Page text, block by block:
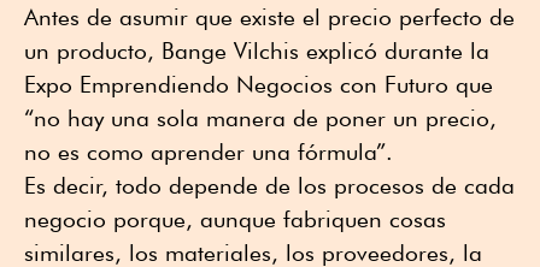
Antes de asumir que existe el precio perfecto de
un producto, Bange Vilchis explicó durante la
Expo Emprendiendo Negocios con Futuro que
“no hay una sola manera de poner un precio,
no es como aprender una fórmula”.
Es decir, todo depende de los procesos de cada
negocio porque, aunque fabriquen cosas
similares, los materiales, los proveedores, la